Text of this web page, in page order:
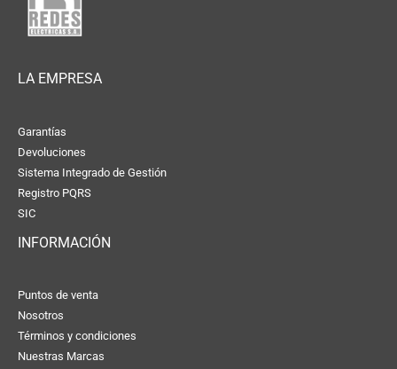
LA EMPRESA
Garantías
Devoluciones
Sistema Integrado de Gestión
Registro PQRS
SIC
INFORMACIÓN
Puntos de venta
Nosotros
Términos y condiciones
Nuestras Marcas